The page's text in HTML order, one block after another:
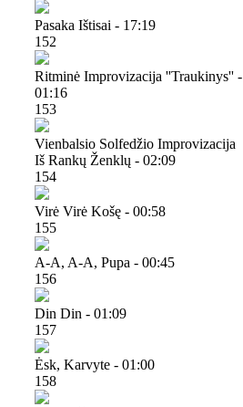
Pasaka Ištisai - 17:19
152
Ritminė Improvizacija ''traukinys'' -
01:16
153
Vienbalsio Solfedžio Improvizacija
Iš Rankų Ženklų - 02:09
154
Virė Virė Košę - 00:58
155
A-A, A-A, Pupa - 00:45
156
Din Din - 01:09
157
Ėsk, Karvyte - 01:00
158